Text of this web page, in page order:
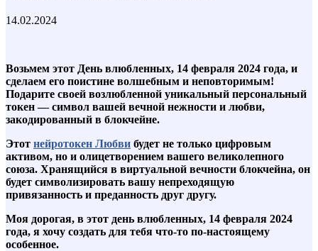
14.02.2024
Возьмем этот День влюбленных, 14 февраля 2024 года, и
сделаем его поистине волшебным и неповторимым!
Подарите своей возлюбленной уникальный персональный
токен — символ вашей вечной нежности и любви,
закодированный в блокчейне.
Этот нейротокен Любви будет не только цифровым
активом, но и олицетворением вашего великолепного
союза. Хранящийся в виртуальной вечности блокчейна, он
будет символизировать вашу непреходящую
привязанность и преданность друг другу.
Моя дорогая, в этот день влюбленных, 14 февраля 2024
года, я хочу создать для тебя что-то по-настоящему
особенное.